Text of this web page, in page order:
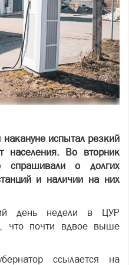
испытал резкий
населения. Во вторник
спрашивали о долгих
и наличии на них
день недели в ЦУР
что почти вдвое выше
ссылается на